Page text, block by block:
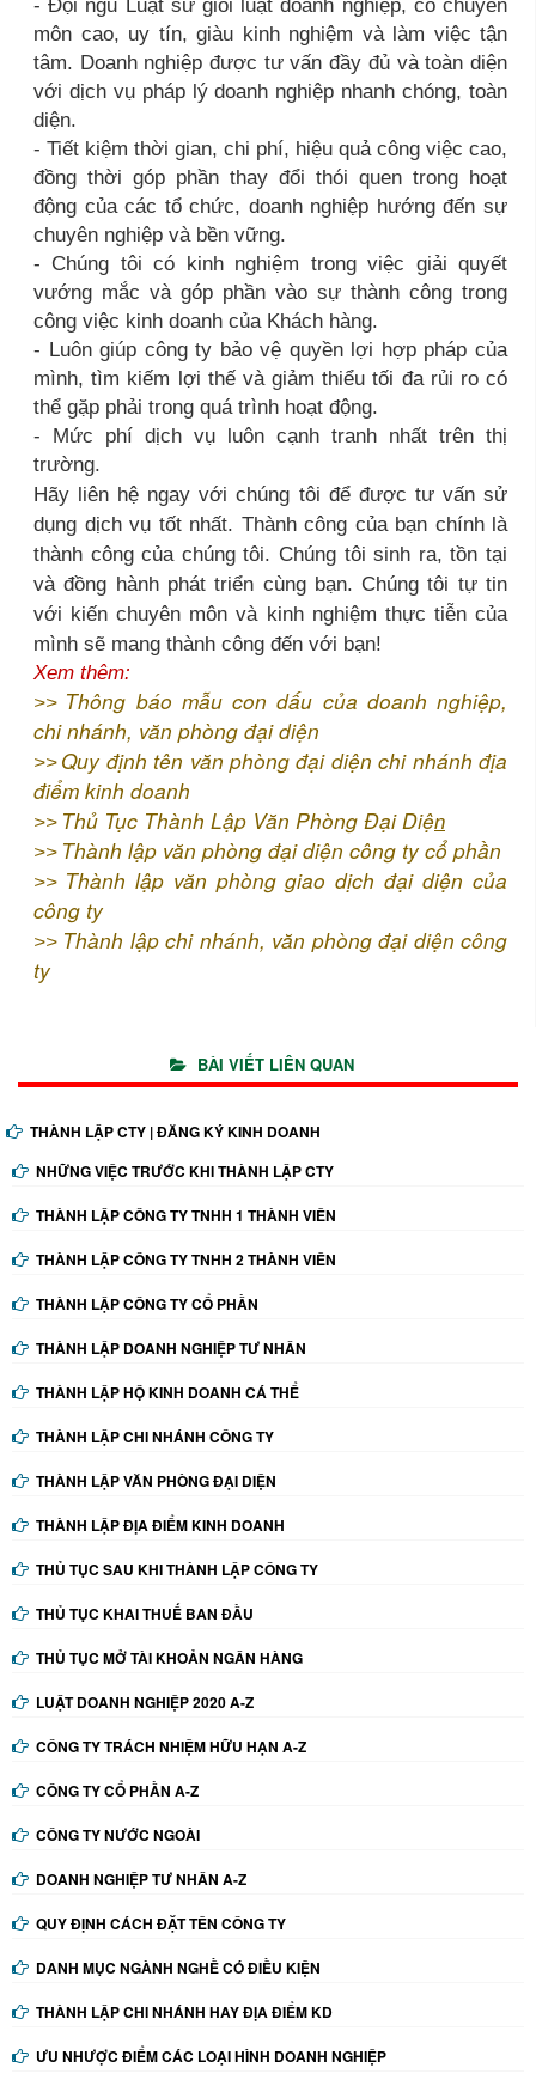
môn cao, uy tín, giàu kinh nghiệm và làm việc tận
tâm. Doanh nghiệp được tư vấn đầy đủ và toàn diện
với dịch vụ pháp lý doanh nghiệp nhanh chóng, toàn
diện.
- Tiết kiệm thời gian, chi phí, hiệu quả công việc cao,
đồng thời góp phần thay đổi thói quen trong hoạt
động của các tổ chức, doanh nghiệp hướng đến sự
chuyên nghiệp và bền vững.
- Chúng tôi có kinh nghiệm trong việc giải quyết
vướng mắc và góp phần vào sự thành công trong
công việc kinh doanh của Khách hàng.
- Luôn giúp công ty bảo vệ quyền lợi hợp pháp của
mình, tìm kiếm lợi thế và giảm thiểu tối đa rủi ro có
thể gặp phải trong quá trình hoạt động.
- Mức phí dịch vụ luôn cạnh tranh nhất trên thị
trường.
Hãy liên hệ ngay với chúng tôi để được tư vấn sử
dụng dịch vụ tốt nhất. Thành công của bạn chính là
thành công của chúng tôi. Chúng tôi sinh ra, tồn tại
và đồng hành phát triển cùng bạn. Chúng tôi tự tin
với kiến chuyên môn và kinh nghiệm thực tiễn của
mình sẽ mang thành công đến với bạn!
Xem thêm:
>> Thông báo mẫu con dấu của doanh nghiệp,
chi nhánh, văn phòng đại diện
>> Quy định tên văn phòng đại diện chi nhánh địa
điểm kinh doanh
>> Thủ Tục Thành Lập Văn Phòng Đại Diện
>> Thành lập văn phòng đại diện công ty cổ phần
>> Thành lập văn phòng giao dịch đại diện của
công ty
>> Thành lập chi nhánh, văn phòng đại diện công
ty
BÀI VIẾT LIÊN QUAN
THÀNH LẬP CTY | ĐĂNG KÝ KINH DOANH
NHỮNG VIỆC TRƯỚC KHI THÀNH LẬP CTY
THÀNH LẬP CÔNG TY TNHH 1 THÀNH VIÊN
THÀNH LẬP CÔNG TY TNHH 2 THÀNH VIÊN
THÀNH LẬP CÔNG TY CỔ PHẦN
THÀNH LẬP DOANH NGHIỆP TƯ NHÂN
THÀNH LẬP HỘ KINH DOANH CÁ THỂ
THÀNH LẬP CHI NHÁNH CÔNG TY
THÀNH LẬP VĂN PHÒNG ĐẠI DIỆN
THÀNH LẬP ĐỊA ĐIỂM KINH DOANH
THỦ TỤC SAU KHI THÀNH LẬP CÔNG TY
THỦ TỤC KHAI THUẾ BAN ĐẦU
THỦ TỤC MỞ TÀI KHOẢN NGÂN HÀNG
LUẬT DOANH NGHIỆP 2020 A-Z
CÔNG TY TRÁCH NHIỆM HỮU HẠN A-Z
CÔNG TY CỔ PHẦN A-Z
CÔNG TY NƯỚC NGOÀI
DOANH NGHIỆP TƯ NHÂN A-Z
QUY ĐỊNH CÁCH ĐẶT TÊN CÔNG TY
DANH MỤC NGÀNH NGHỀ CÓ ĐIỀU KIỆN
THÀNH LẬP CHI NHÁNH HAY ĐỊA ĐIỂM KD
ƯU NHƯỢC ĐIỂM CÁC LOẠI HÌNH DOANH NGHIỆP